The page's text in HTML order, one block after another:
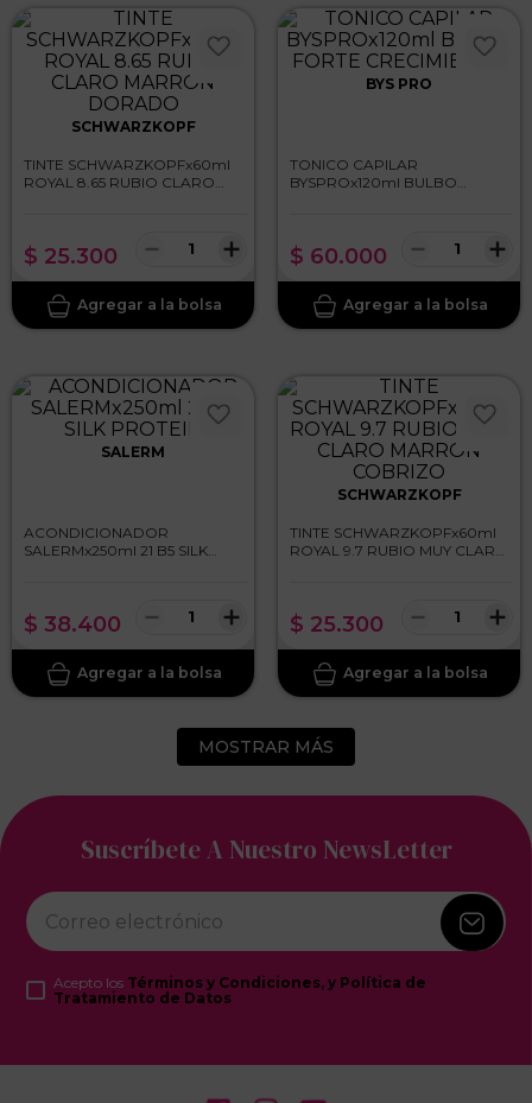
SCHWARZKOPF
TINTE SCHWARZKOPFx60ml
ROYAL 8.65 RUBIO CLARO
$ 25.300 ＋
－
BYS PRO
TONICO CAPILAR
BYSPROx120ml BULBO
$ 60.000 ＋
－
SALERM
ACONDICIONADOR
SALERMx250ml 21 B5 SILK
$ 38.400 ＋
－
SCHWARZKOPF
TINTE SCHWARZKOPFx60ml
ROYAL 9.7 RUBIO MUY CLARO
$ 25.300 ＋
－
MOSTRAR MÁS
Suscríbete A Nuestro NewsLetter
Acepto los Términos y Condiciones, y Política de
Tratamiento de Datos